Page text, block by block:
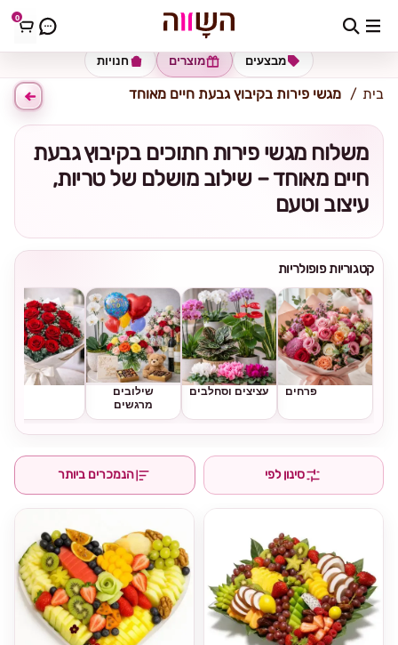
0 כתובת למשלוח הזינו כתובת
חנויות מוצרים מבצעים
בית מגשי פירות בקיבוץ גבעת חיים מאוחד
משלוח מגשי פירות חתוכים בקיבוץ גבעת
חיים מאוחד – שילוב מושלם של טריות,
עיצוב וטעם
קטגוריות פופולריות
פרחים עציצים וסחלבים
שילובים
מרגשים
סינון לפי הנמכרים ביותר